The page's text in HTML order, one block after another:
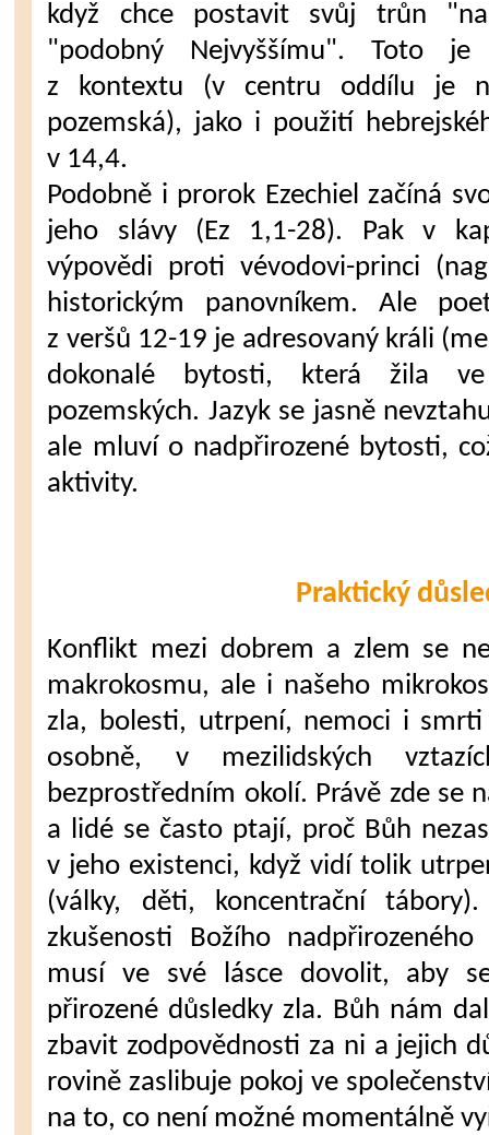
když chce postavit svůj trůn
"podobný Nejvyššímu". Toto
z kontextu (v centru oddílu je
pozemská), jako i použití
v 14,4.
Podobně i prorok Ezechiel začíná
jeho slávy (Ez 1,1-28). Pak v
výpovědi proti vévodovi-princi
historickým panovníkem. Ale
z veršů 12-19 je adresovaný králi
dokonalé bytosti, která žila
pozemských. Jazyk se jasně
ale mluví o nadpřirozené bytosti,
aktivity.
Praktický
Konflikt mezi dobrem a zlem se
makrokosmu, ale i našeho
zla, bolesti, utrpení, nemoci i
osobně, v mezilidských
bezprostředním okolí. Právě zde se
a lidé se často ptají, proč Bůh
v jeho existenci, když vidí tolik
(války, děti, koncentrační
zkušenosti Božího
musí ve své lásce dovolit, aby
přirozené důsledky zla. Bůh nám
zbavit zodpovědnosti za ni a jejich
rovině zaslibuje pokoj ve
na to, co není možné momentálně